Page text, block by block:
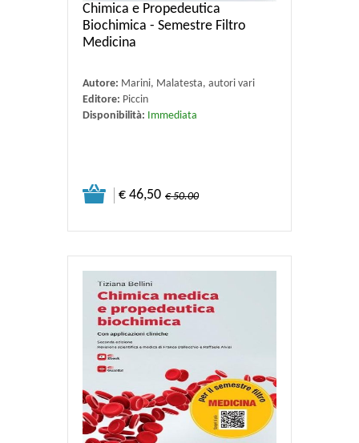
Chimica e Propedeutica
Biochimica - Semestre Filtro
Medicina
Autore: Marini, Malatesta, autori vari
Editore: Piccin
Disponibilità: Immediata
€ 46,50 € 50.00